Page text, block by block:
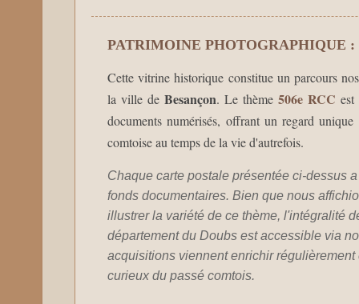
PATRIMOINE PHOTOGRAPHIQUE :
Cette vitrine historique constitue un parcours
la ville de Besançon. Le thème 506e RCC
documents numérisés, offrant un regard
comtoise au temps de la vie d'autrefois.
Chaque carte postale présentée ci-dessus
fonds documentaires. Bien que nous
illustrer la variété de ce thème, l'intégralité
département du Doubs est accessible via
acquisitions viennent enrichir
curieux du passé comtois.